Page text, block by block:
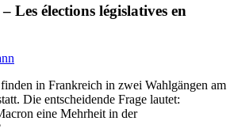
Les élections législatives en
in Frankreich in zwei Wahlgängen am
Die entscheidende Frage lautet:
eine Mehrheit in der